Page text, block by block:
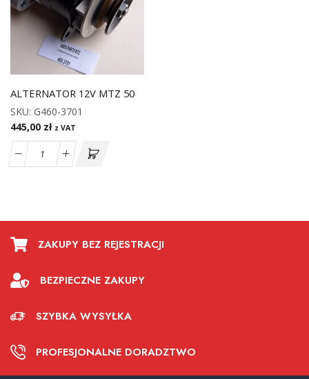
ALTERNATOR 12V MTZ 50
SKU: G460-3701
445,00 zł z VAT
ZAKUPY BEZ REJESTRACJI
BEZPIECZNE ZAKUPY
SZYBKA WYSYŁKA
PROFESJONALNE DORADZTWO